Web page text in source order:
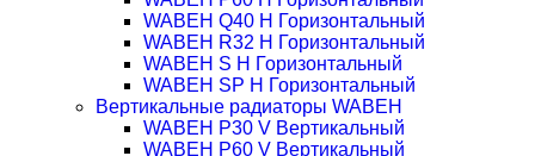
WABEH Q40 H Горизонтальный
WABEH R32 H Горизонтальный
WABEH S H Горизонтальный
WABEH SP H Горизонтальный
Вертикальные радиаторы WABEH
WABEH P30 V Вертикальный
WABEH P60 V Вертикальный